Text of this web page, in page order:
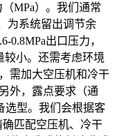
（MPa）。我们通常
为系统留出调节余
0.8MPa出口压力，
较小。还需考虑环境
需加大空压机和冷干
外，露点要求（通
型。我们会根据客
匹配空压机、冷干